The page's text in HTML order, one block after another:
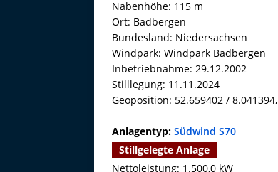
Nabenhöhe: 115 m
Ort: Badbergen
Bundesland: Niedersachsen
Windpark: Windpark Badbergen
Inbetriebnahme: 29.12.2002
Stilllegung: 11.11.2024
Geoposition: 52.659402 / 8.041394,
Anlagentyp: Südwind S70
Stillgelegte Anlage
Nettoleistung: 1.500,0 kW